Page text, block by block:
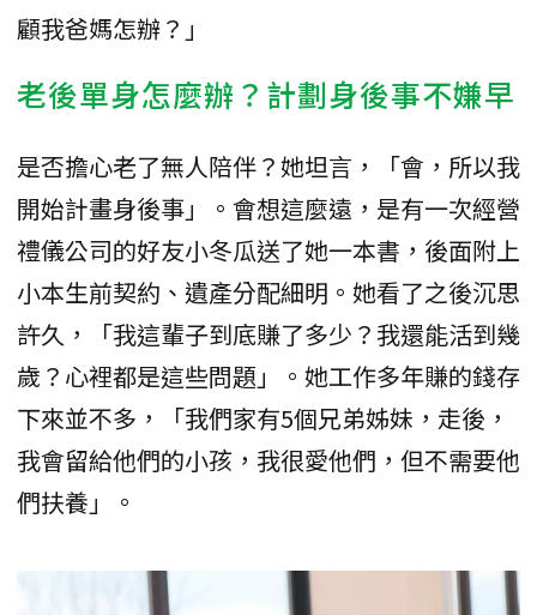
顧我爸媽怎辦？」
老後單身怎麼辦？計劃身後事不嫌早
是否擔心老了無人陪伴？她坦言，「會，所以我
開始計畫身後事」。會想這麼遠，是有一次經營
禮儀公司的好友小冬瓜送了她一本書，後面附上
小本生前契約、遺產分配細明。她看了之後沉思
許久，「我這輩子到底賺了多少？我還能活到幾
歲？心裡都是這些問題」。她工作多年賺的錢存
下來並不多，「我們家有5個兄弟姊妹，走後，
我會留給他們的小孩，我很愛他們，但不需要他
們扶養」。